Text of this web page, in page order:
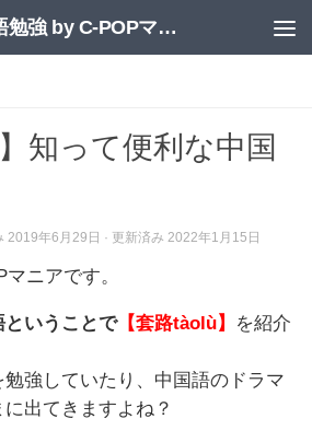
歌やドラマで中国語勉強 by C-POPマニア
知って便利な中国
2019年6月29日 · 更新済み 2022年1月15日
ニアです。
いうことで【套路tàolù】
を紹介
強していたり、中国語のドラマ
出てきますよね？